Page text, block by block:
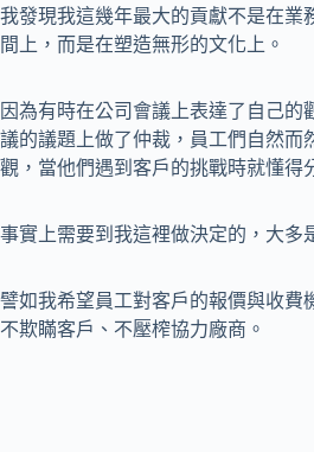
我發現我這幾年最大的貢獻不是在業
間上，而是在塑造無形的文化上。
因為有時在公司會議上表達了自己的
議的議題上做了仲裁，員工們自然而
觀，當他們遇到客戶的挑戰時就懂得
事實上需要到我這裡做決定的，大多
譬如我希望員工對客戶的報價與收費
不欺瞞客戶、不壓榨協力廠商。